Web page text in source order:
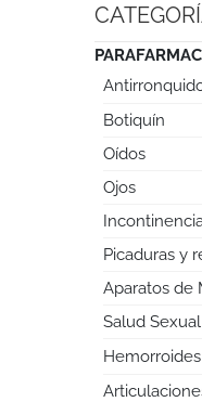
Botiquín
Oídos
Ojos
Picaduras y
Aparatos de
Salud Sexual
Hemorroides